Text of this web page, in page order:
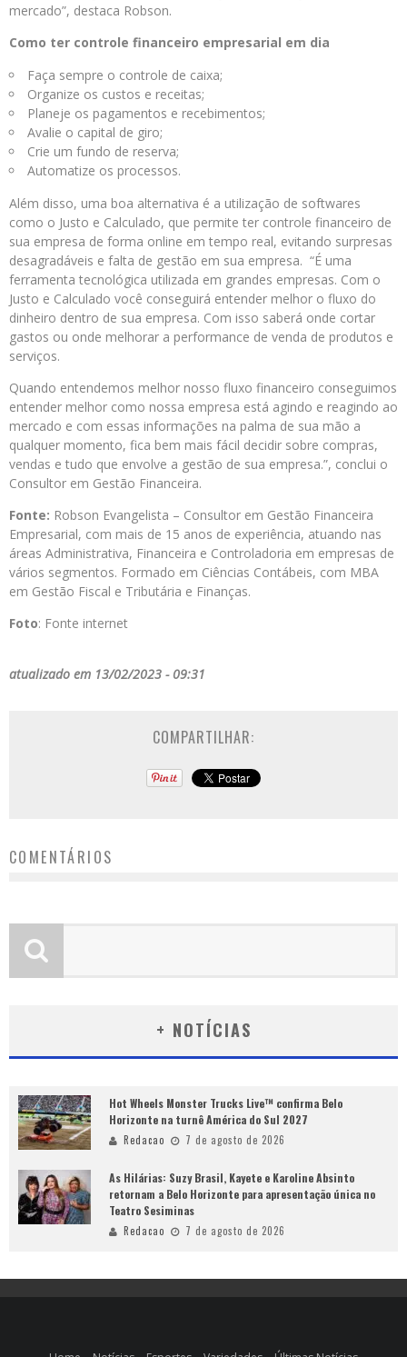
mercado”, destaca Robson.
Como ter controle financeiro empresarial em dia
Faça sempre o controle de caixa;
Organize os custos e receitas;
Planeje os pagamentos e recebimentos;
Avalie o capital de giro;
Crie um fundo de reserva;
Automatize os processos.
Além disso, uma boa alternativa é a utilização de softwares
como o Justo e Calculado, que permite ter controle financeiro de
sua empresa de forma online em tempo real, evitando surpresas
desagradáveis e falta de gestão em sua empresa. “É uma
ferramenta tecnológica utilizada em grandes empresas. Com o
Justo e Calculado você conseguirá entender melhor o fluxo do
dinheiro dentro de sua empresa. Com isso saberá onde cortar
gastos ou onde melhorar a performance de venda de produtos e
serviços.
Quando entendemos melhor nosso fluxo financeiro conseguimos
entender melhor como nossa empresa está agindo e reagindo ao
mercado e com essas informações na palma de sua mão a
qualquer momento, fica bem mais fácil decidir sobre compras,
vendas e tudo que envolve a gestão de sua empresa.”, conclui o
Consultor em Gestão Financeira.
Fonte: Robson Evangelista – Consultor em Gestão Financeira
Empresarial, com mais de 15 anos de experiência, atuando nas
áreas Administrativa, Financeira e Controladoria em empresas de
vários segmentos. Formado em Ciências Contábeis, com MBA
em Gestão Fiscal e Tributária e Finanças.
Foto: Fonte internet
atualizado em 13/02/2023 - 09:31
COMPARTILHAR:
COMENTÁRIOS
+ NOTÍCIAS
Hot Wheels Monster Trucks Live™ confirma Belo
Horizonte na turnê América do Sul 2027
Redacao 7 de agosto de 2026
As Hilárias: Suzy Brasil, Kayete e Karoline Absinto
retornam a Belo Horizonte para apresentação única no
Teatro Sesiminas
Redacao 7 de agosto de 2026